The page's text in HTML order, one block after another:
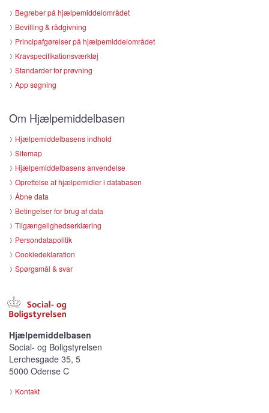
Begreber på hjælpemiddelområdet
Bevilling & rådgivning
Principafgørelser på hjælpemiddelområdet
Kravspecifikationsværktøj
Standarder for prøvning
App søgning
Om Hjælpemiddelbasen
Hjælpemiddelbasens indhold
Sitemap
Hjælpemiddelbasens anvendelse
Oprettelse af hjælpemidler i databasen
Åbne data
Betingelser for brug af data
Tilgængelighedserklæring
Persondatapolitik
Cookiedeklaration
Spørgsmål & svar
Hjælpemiddelbasen
Social- og Boligstyrelsen
Lerchesgade 35, 5
5000 Odense C
Kontakt